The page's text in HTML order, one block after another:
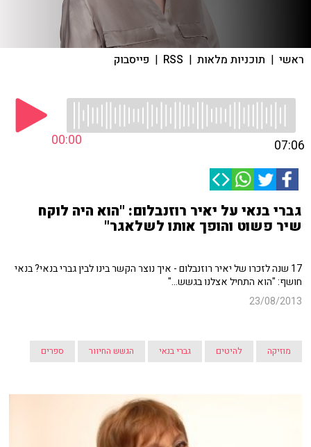
ראשי | תוכניות מלאות |
RSS
| פייסבוק
00:00 07:06
גברי בנאי על יאיר רוזנבלום: "הוא היה לוקח
שיר פשוט והופך אותו לשלאגר"
17 שנה לזכרו של יאיר רוזנבלום - איך נוצר הקשר בינו לבין גברי בנאי? בנאי
חושף: "הוא התחיל אצלנו בגשש..."
23/08/2013
מוזיקה להיטים גברי בנאי הגשש החיוור ספרים